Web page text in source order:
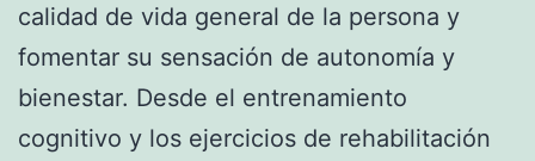
calidad de vida general de la persona y
fomentar su sensación de autonomía y
bienestar. Desde el entrenamiento
cognitivo y los ejercicios de rehabilitación